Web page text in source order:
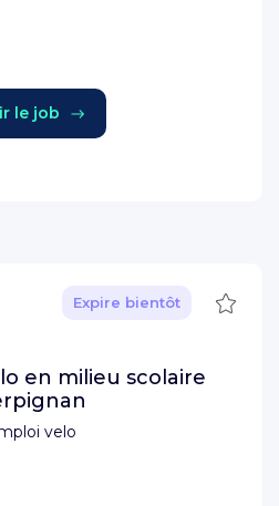
le job
velo
Expire bientôt
en milieu scolaire